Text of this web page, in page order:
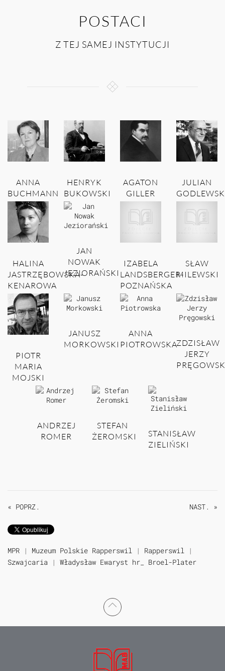
POSTACI
Z TEJ SAMEJ INSTYTUCJI
ANNA
BUCHMANN
HENRYK
BUKOWSKI
AGATON
GILLER
JULIAN
HALINA
JASTRZĘBOWSKA-
KENAROWA
JAN
NOWAK
JEZIORAŃSKI
IZABELA
LANDSBERGER-
POZNAŃSKA
SŁAW
MILEWSKI
PIOTR
MARIA
MOJSKI
JANUSZ
MORKOWSKI
ANNA
PIOTROWSKAZDZISŁAW
JERZY
ANDRZEJ
ROMER
STEFAN
ŻEROMSKI
STANISŁAW
ZIELIŃSKI
« POPRZ. NAST. »
MPR | Muzeum Polskie Rapperswil | Rapperswil
|
Szwajcaria | Władysław Ewaryst hr_ Broel-Plater